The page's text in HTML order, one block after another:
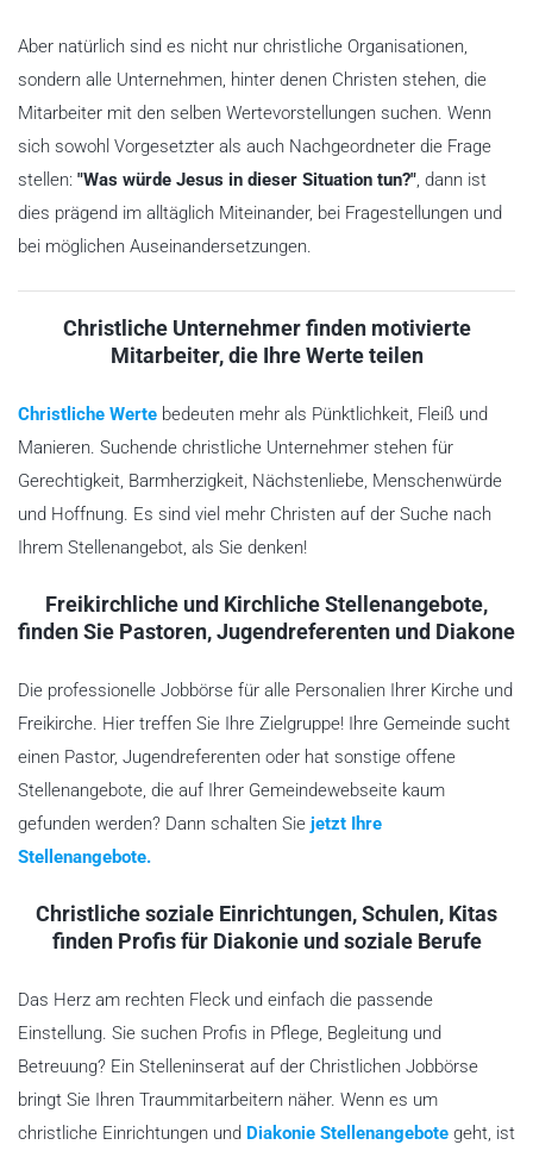
Aber natürlich sind es nicht nur christliche Organisationen,
sondern alle Unternehmen, hinter denen Christen stehen, die
Mitarbeiter mit den selben Wertevorstellungen suchen. Wenn
sich sowohl Vorgesetzter als auch Nachgeordneter die Frage
stellen: "Was würde Jesus in dieser Situation tun?", dann ist
dies prägend im alltäglich Miteinander, bei Fragestellungen und
bei möglichen Auseinandersetzungen.
Christliche Unternehmer finden motivierte
Mitarbeiter, die Ihre Werte teilen
Christliche Werte bedeuten mehr als Pünktlichkeit, Fleiß und
Manieren. Suchende christliche Unternehmer stehen für
Gerechtigkeit, Barmherzigkeit, Nächstenliebe, Menschenwürde
und Hoffnung. Es sind viel mehr Christen auf der Suche nach
Ihrem Stellenangebot, als Sie denken!
Freikirchliche und Kirchliche Stellenangebote,
finden Sie Pastoren, Jugendreferenten und Diakone
Die professionelle Jobbörse für alle Personalien Ihrer Kirche und
Freikirche. Hier treffen Sie Ihre Zielgruppe! Ihre Gemeinde sucht
einen Pastor, Jugendreferenten oder hat sonstige offene
Stellenangebote, die auf Ihrer Gemeindewebseite kaum
gefunden werden? Dann schalten Sie jetzt Ihre
Stellenangebote.
Christliche soziale Einrichtungen, Schulen, Kitas
finden Profis für Diakonie und soziale Berufe
Das Herz am rechten Fleck und einfach die passende
Einstellung. Sie suchen Profis in Pflege, Begleitung und
Betreuung? Ein Stelleninserat auf der Christlichen Jobbörse
bringt Sie Ihren Traummitarbeitern näher. Wenn es um
christliche Einrichtungen und Diakonie Stellenangebote geht, ist